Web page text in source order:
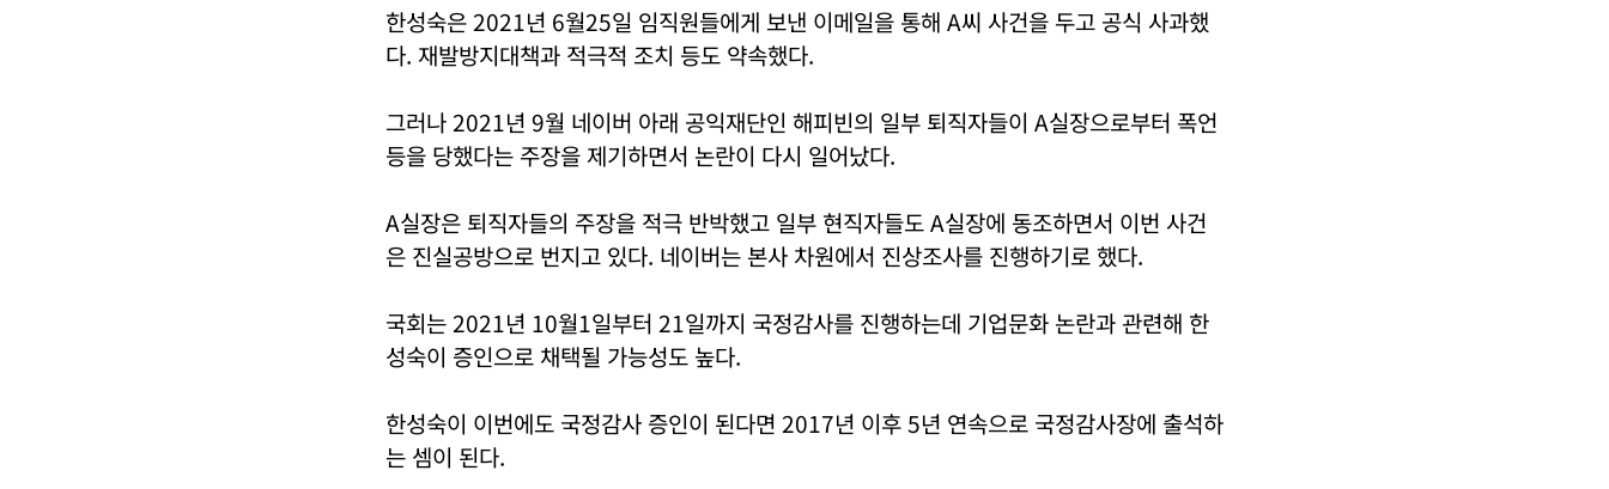
한성숙은 2021년 6월25일 임직원들에게 보낸 이메일을 통해 A씨 사건을 두고 공식 사과했
다. 재발방지대책과 적극적 조치 등도 약속했다.
그러나 2021년 9월 네이버 아래 공익재단인 해피빈의 일부 퇴직자들이 A실장으로부터 폭언
등을 당했다는 주장을 제기하면서 논란이 다시 일어났다.
A실장은 퇴직자들의 주장을 적극 반박했고 일부 현직자들도 A실장에 동조하면서 이번 사건
은 진실공방으로 번지고 있다. 네이버는 본사 차원에서 진상조사를 진행하기로 했다.
국회는 2021년 10월1일부터 21일까지 국정감사를 진행하는데 기업문화 논란과 관련해 한
성숙이 증인으로 채택될 가능성도 높다.
한성숙이 이번에도 국정감사 증인이 된다면 2017년 이후 5년 연속으로 국정감사장에 출석하
는 셈이 된다.